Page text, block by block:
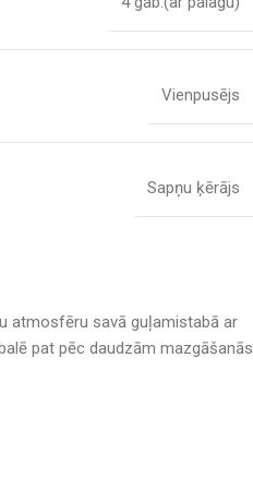
Vienpusējs
Sapņu ķērājs
atmosfēru savā guļamistabā ar
pat pēc daudzām mazgāšanās